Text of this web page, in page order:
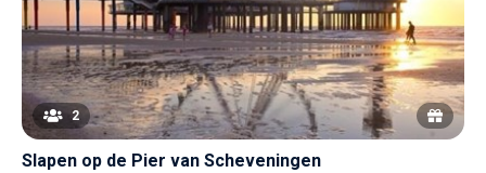
2
Slapen op de Pier van Scheveningen